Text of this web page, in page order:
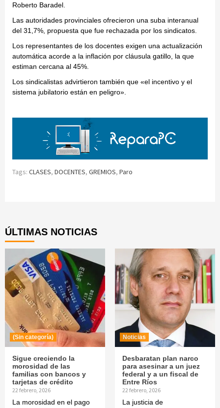
Roberto Baradel.
Las autoridades provinciales ofrecieron una suba interanual
del 31,7%, propuesta que fue rechazada por los sindicatos.
Los representantes de los docentes exigen una actualización
automática acorde a la inflación por cláusula gatillo, la que
estiman cercana al 45%.
Los sindicalistas advirtieron también que «el incentivo y el
sistema jubilatorio están en peligro».
Tags: CLASES, DOCENTES, GREMIOS, Paro
ÚLTIMAS NOTICIAS
(Sin categoría)
Sigue creciendo la
morosidad de las
familias con bancos y
tarjetas de crédito
22 febrero, 2026
La morosidad en el pago
Noticias
Desbaratan plan narco
para asesinar a un juez
federal y a un fiscal de
Entre Ríos
22 febrero, 2026
La justicia de